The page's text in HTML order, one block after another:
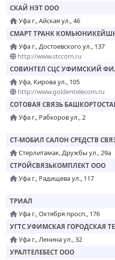
СКАЙ НЭТ ООО
Уфа г., Айская ул., 46
СМАРТ ТРАНК
Уфа г., Достоевского ул., 137
http://www.stccom.ru
СОВИНТЕЛ СЦС УФИМСКИЙ
Уфа, Кирова ул., 105
http://www.goldentelecom.ru
СОТОВАЯ СВЯЗЬ
Уфа г., Рабкоров ул., 2
СТ-МОБИЛ САЛОН СРЕДСТВ
Стерлитамак, Дружбы ул., 29а
СТРОЙСВЯЗЬКОМПЛЕКТ ООО
Уфа г., Радищева ул., 117
ТРИАЛ
Уфа г., Октября просп., 176
УГТС УФИМСКАЯ ГОРОДСКАЯ
Уфа г., Ленина ул., 32
УРАЛТЕЛЕБЕСТ ООО